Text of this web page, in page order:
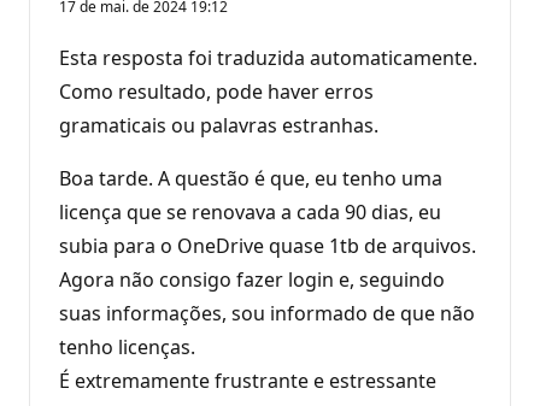
17 de mai. de 2024 19:12
Esta resposta foi traduzida automaticamente.
Como resultado, pode haver erros
gramaticais ou palavras estranhas.
Boa tarde. A questão é que, eu tenho uma
licença que se renovava a cada 90 dias, eu
subia para o OneDrive quase 1tb de arquivos.
Agora não consigo fazer login e, seguindo
suas informações, sou informado de que não
tenho licenças.
É extremamente frustrante e estressante